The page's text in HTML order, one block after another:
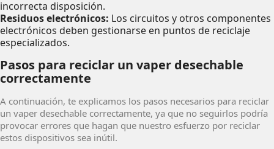
incorrecta disposición.
Residuos electrónicos: Los circuitos y otros componentes
electrónicos deben gestionarse en puntos de reciclaje
especializados.
Pasos para reciclar un vaper desechable
correctamente
A continuación, te explicamos los pasos necesarios para reciclar
un vaper desechable correctamente, ya que no seguirlos podría
provocar errores que hagan que nuestro esfuerzo por reciclar
estos dispositivos sea inútil.